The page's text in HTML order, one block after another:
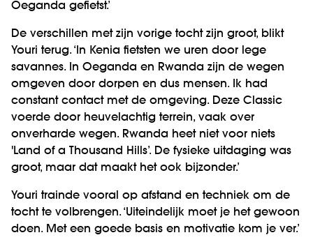
Oeganda gefietst.’
De verschillen met zijn vorige tocht zijn groot, blikt
Youri terug. ‘In Kenia fietsten we uren door lege
savannes. In Oeganda en Rwanda zijn de wegen
omgeven door dorpen en dus mensen. Ik had
constant contact met de omgeving. Deze Classic
voerde door heuvelachtig terrein, vaak over
onverharde wegen. Rwanda heet niet voor niets
'Land of a Thousand Hills’. De fysieke uitdaging was
groot, maar dat maakt het ook bijzonder.’
Youri trainde vooral op afstand en techniek om de
tocht te volbrengen. ‘Uiteindelijk moet je het gewoon
doen. Met een goede basis en motivatie kom je ver.’